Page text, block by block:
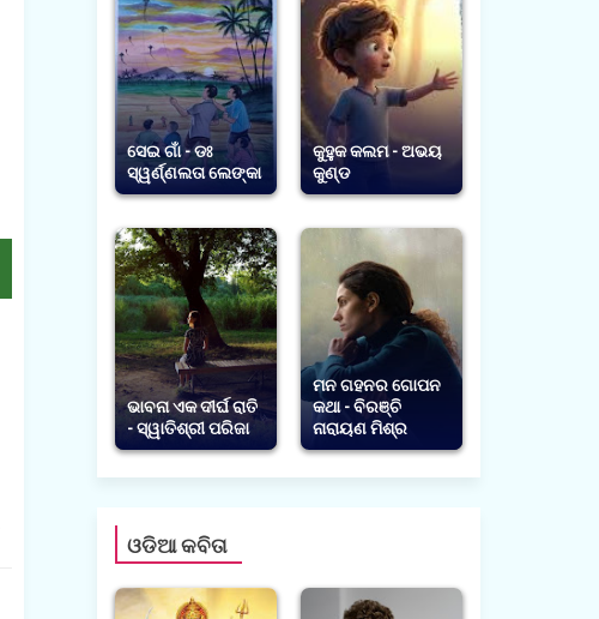
ସେଇ ଗାଁ - ଡଃ
ସ୍ୱର୍ଣ୍ଣଲତା ଲେଙ୍କା
କୁହୁକ କଲମ - ଅଭୟ
କୁଣ୍ଡ
ଭାବନା ଏକ ଦୀର୍ଘ ରାତି
- ସ୍ୱାତିଶ୍ରୀ ପରିଜା
ମନ ଗହନର ଗୋପନ
କଥା - ବିରଞ୍ଚି
ନାରାୟଣ ମିଶ୍ର
ଓଡିଆ କବିତା